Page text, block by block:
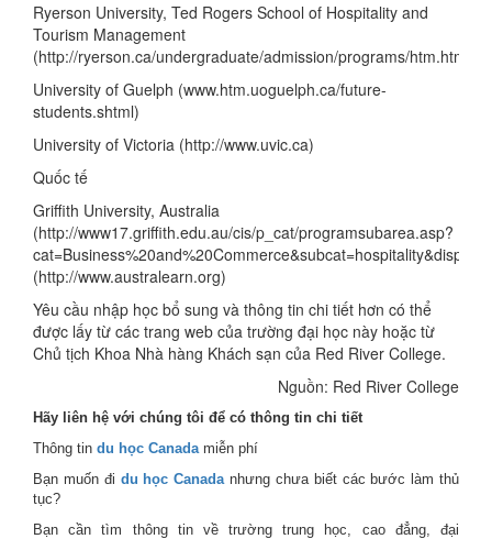
Ryerson University, Ted Rogers School of Hospitality and
Tourism Management
(http://ryerson.ca/undergraduate/admission/programs/htm.html)
University of Guelph (www.htm.uoguelph.ca/future-
students.shtml)
University of Victoria (http://www.uvic.ca)
Quốc tế
Griffith University, Australia
(http://www17.griffith.edu.au/cis/p_cat/programsubarea.asp?
(http://www.australearn.org)
Yêu cầu nhập học bổ sung và thông tin chi tiết hơn có thể
được lấy từ các trang web của trường đại học này hoặc từ
Chủ tịch Khoa Nhà hàng Khách sạn của Red River College.
Nguồn: Red River College
Hãy liên hệ với chúng tôi để có thông tin chi tiết
Thông tin du học Canadamiễn phí
Bạn muốn đi du học Canadanhưng chưa biết các bước làm thủ
tục?
Bạn cần tìm thông tin về trường trung học, cao đẳng, đại